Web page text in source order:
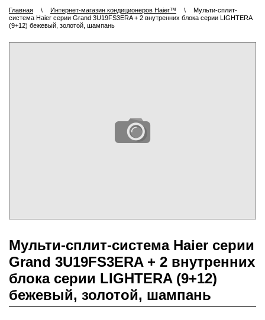
Главная \ Интернет-магазин кондиционеров Haier™ \
Мульти-сплит-
система Haier серии Grand 3U19FS3ERA + 2 внутренних блока серии LIGHTERA
(9+12) бежевый, золотой, шампань
Мульти-сплит-система Haier серии
Grand 3U19FS3ERA + 2 внутренних
блока серии LIGHTERA (9+12)
бежевый, золотой, шампань